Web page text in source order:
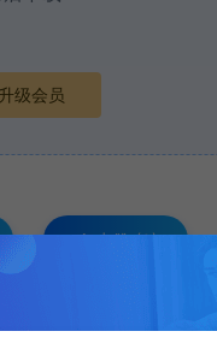
升级会员
点赞 (0)